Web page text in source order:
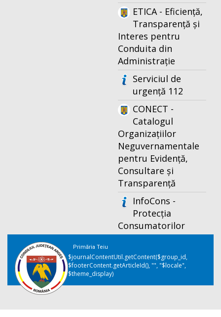
ETICA - Eficiență,
Transparență și
Interes pentru
Conduita din
Administrație
Serviciul de
urgență 112
CONECT -
Catalogul
Organizațiilor
Neguvernamentale
pentru Evidență,
Consultare și
Transparență
InfoCons -
Protecția
Consumatorilor
Primăria Teiu
$journalContentUtil.getContent($group_id,
$footerContent.getArticleId(), "", "$locale",
$theme_display)